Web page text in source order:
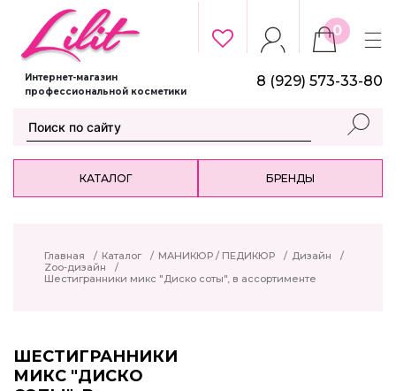
Интернет-магазин
профессиональной косметики
0
8 (929) 573-33-80
КАТАЛОГ БРЕНДЫ
Главная / Каталог / МАНИКЮР / ПЕДИКЮР / Дизайн
/
Zoo-дизайн
/
Шестигранники микс "Диско соты", в ассортименте
ШЕСТИГРАННИКИ
МИКС "ДИСКО